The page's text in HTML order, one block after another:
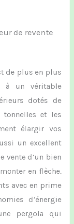
de revente
de plus en plus
à un véritable
dotés de
et les
élargir vos
un excellent
vente d’un bien
en flèche.
avec en prime
d’énergie
pergola qui